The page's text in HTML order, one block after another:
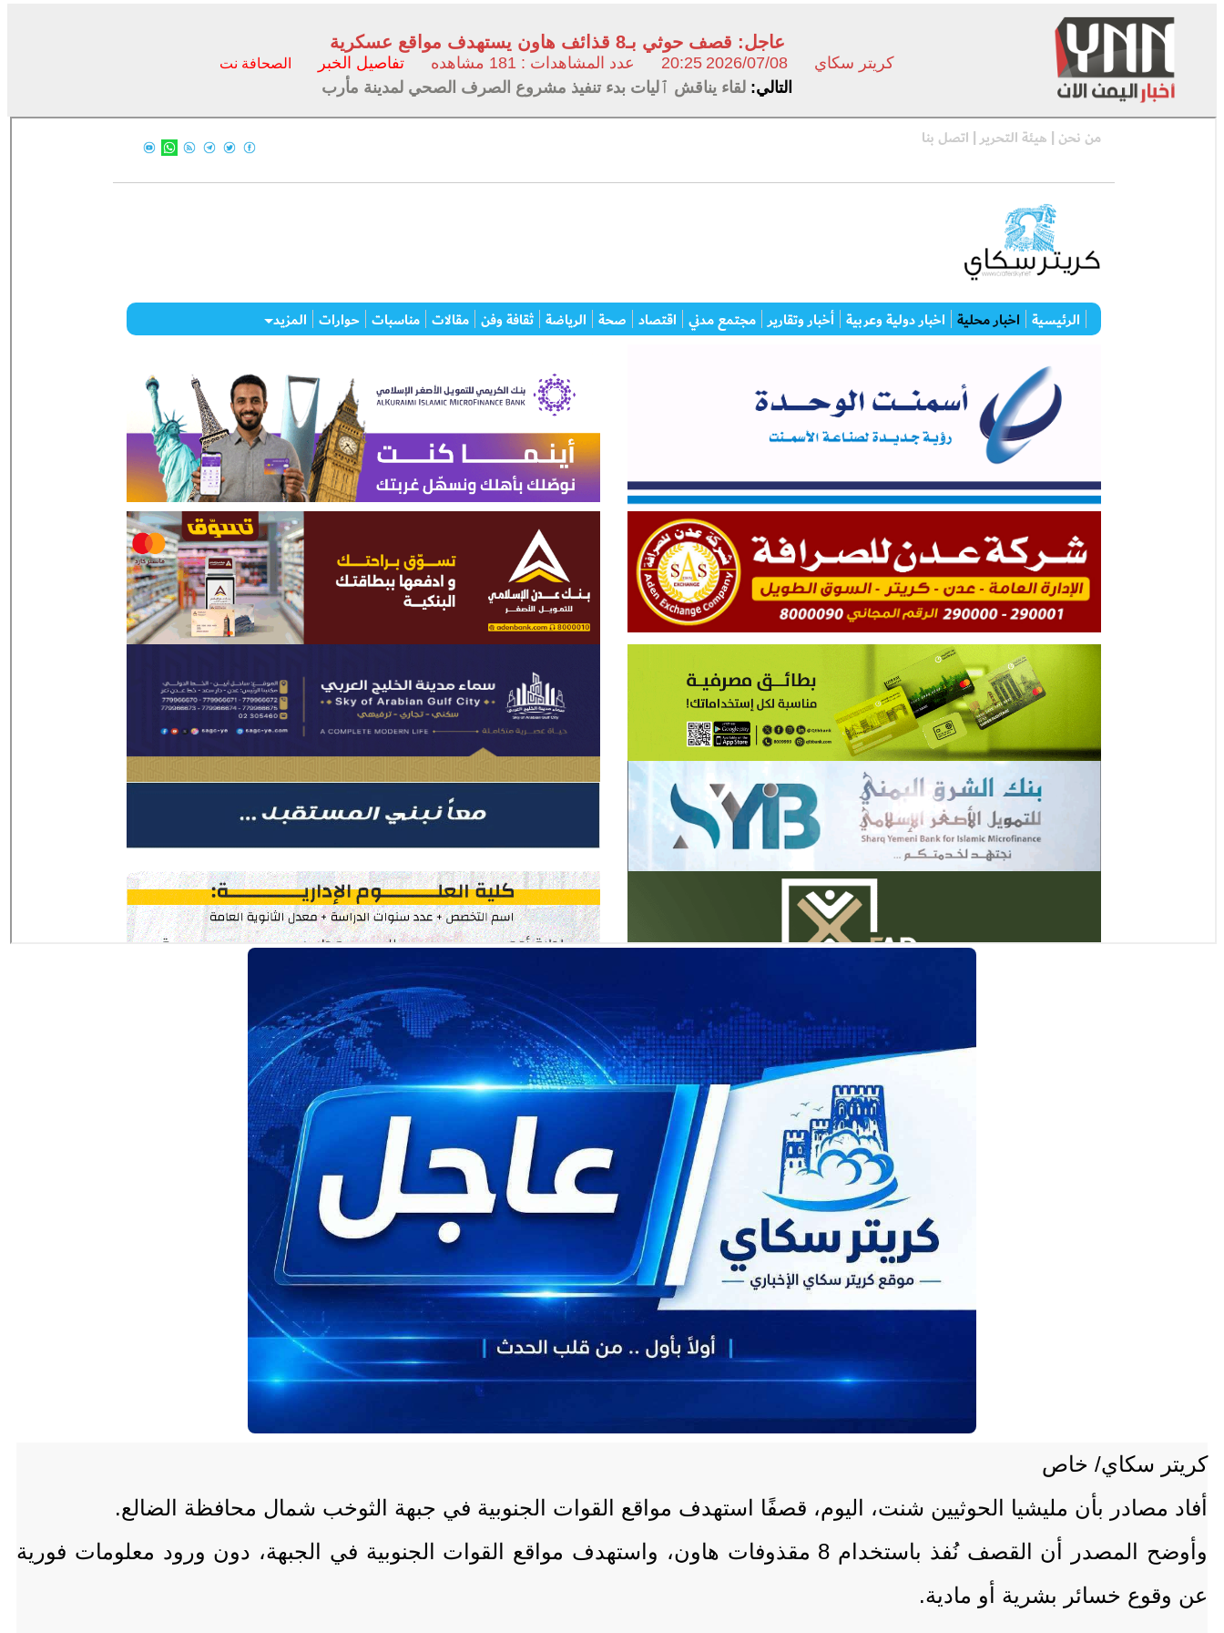
عاجل: قصف حوثي بـ8 قذائف هاون يستهدف مواقع عسكرية
كريتر سكاي 2026/07/08
20:25 عدد المشاهدات : 181 مشاهده تفاصيل الخبر الصحافة نت
التالي: لقاء يناقش ٱليات بدء تنفيذ مشروع الصرف الصحي لمدينة مأرب
كريتر سكاي/ خاص
أفاد مصادر بأن مليشيا الحوثيين شنت، اليوم، قصفًا استهدف مواقع القوات الجنوبية في جبهة الثوخب شمال محافظة الضالع.
وأوضح المصدر أن القصف نُفذ باستخدام 8 مقذوفات هاون، واستهدف مواقع القوات الجنوبية في الجبهة، دون ورود معلومات فورية
عن وقوع خسائر بشرية أو مادية.